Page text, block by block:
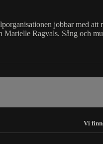
jobbar med
Ragvals. Sång och